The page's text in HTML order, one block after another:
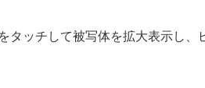
タッチして被写体を拡大表示し